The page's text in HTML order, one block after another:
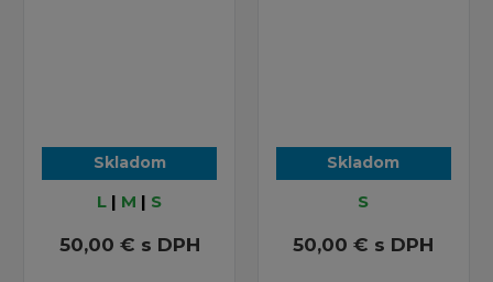
Skladom
L | M | S
50,00 € s DPH
Skladom
S
50,00 € s DPH